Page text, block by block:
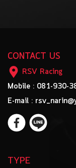
CONTACT US
RSV Racing
Mobile : 081-930-
E-mail :
TYPE